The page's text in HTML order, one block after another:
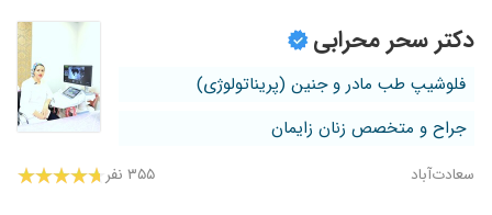
دکتر سحر محرابی
فلوشیپ طب مادر و جنین (پریناتولوژی)
جراح و متخصص زنان زایمان
سعادت‌آباد ۳۵۵ نفر